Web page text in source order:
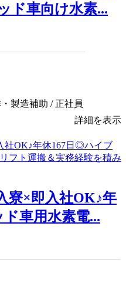
ド車向け水素...
製造補助 / 正社員
詳細を表示
寮×即入社OK♪年
車用水素電...